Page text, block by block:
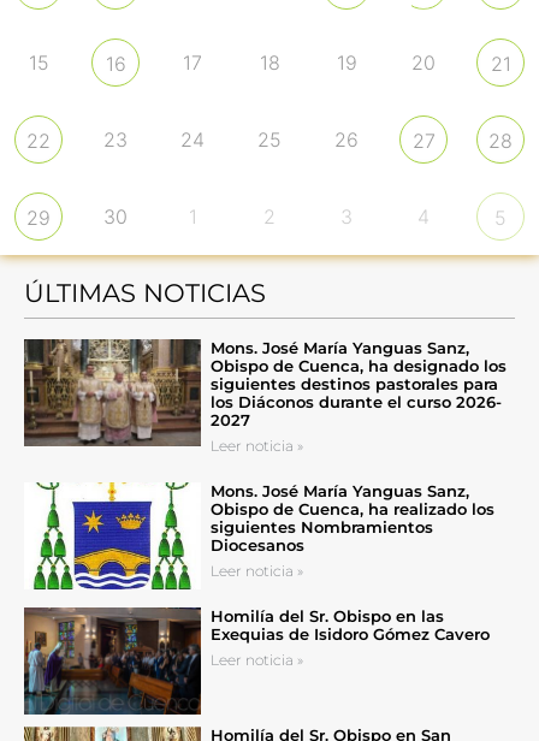
15 16 17 18 19 20 21
22 23 24 25 26 27 28
29 30 1 2 3 4 5
ÚLTIMAS NOTICIAS
Mons. José María Yanguas Sanz,
Obispo de Cuenca, ha designado los
siguientes destinos pastorales para
los Diáconos durante el curso 2026-
2027
Leer noticia »
Mons. José María Yanguas Sanz,
Obispo de Cuenca, ha realizado los
siguientes Nombramientos
Diocesanos
Leer noticia »
Homilía del Sr. Obispo en las
Exequias de Isidoro Gómez Cavero
Leer noticia »
Homilía del Sr. Obispo en San